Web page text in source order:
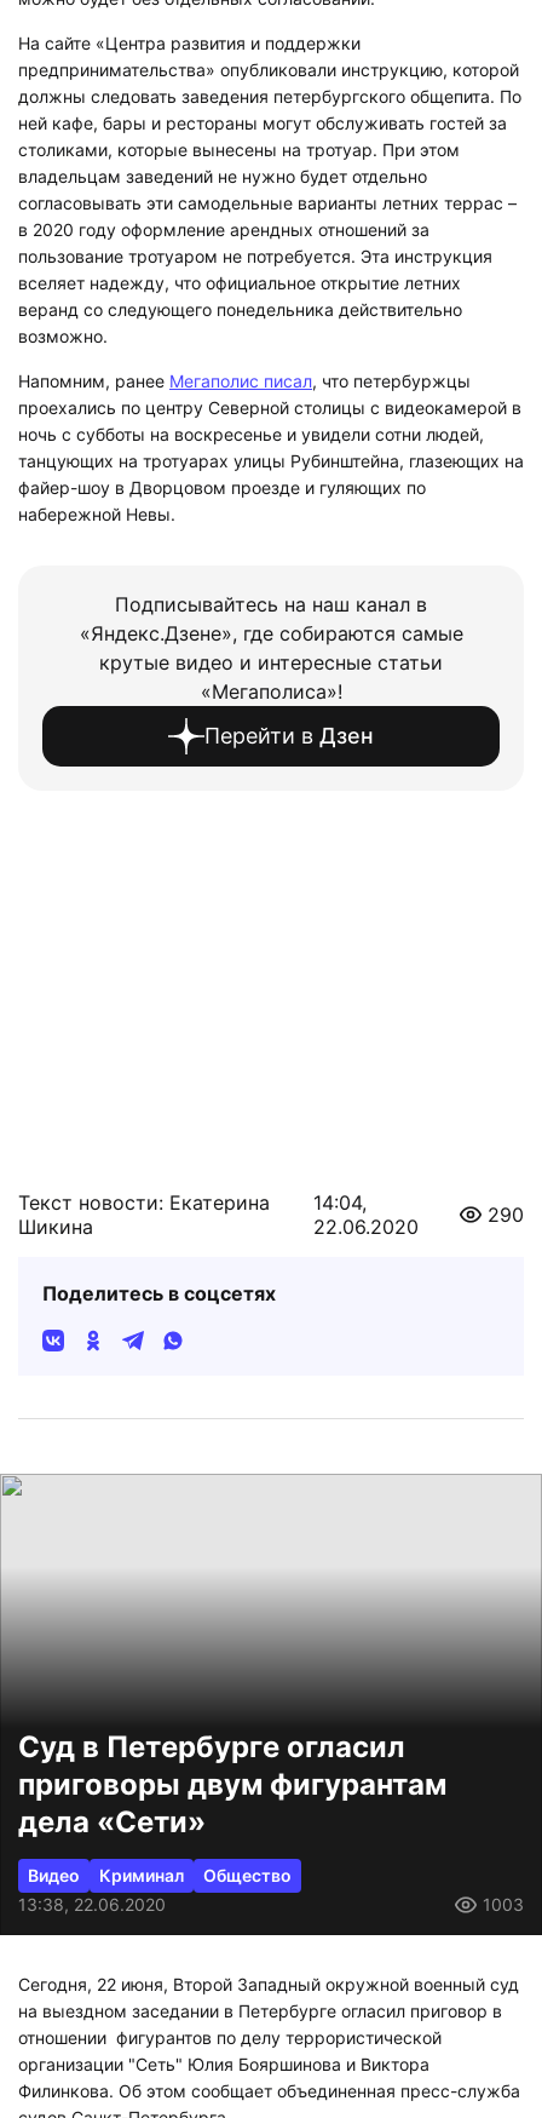
На сайте «Центра развития и поддержки
предпринимательства» опубликовали инструкцию, которой
должны следовать заведения петербургского общепита. По
ней кафе, бары и рестораны могут обслуживать гостей за
столиками, которые вынесены на тротуар. При этом
владельцам заведений не нужно будет отдельно
согласовывать эти самодельные варианты летних террас –
в 2020 году оформление арендных отношений за
пользование тротуаром не потребуется. Эта инструкция
вселяет надежду, что официальное открытие летних
веранд со следующего понедельника действительно
возможно.
Напомним, ранее Мегаполис писал, что петербуржцы
проехались по центру Северной столицы с видеокамерой в
ночь с субботы на воскресенье и увидели сотни людей,
танцующих на тротуарах улицы Рубинштейна, глазеющих на
файер-шоу в Дворцовом проезде и гуляющих по
набережной Невы.
Подписывайтесь на наш канал в
«Яндекс.Дзене», где собираются самые
крутые видео и интересные статьи
«Мегаполиса»!
Перейти в Дзен
Текст новости: Екатерина
Шикина
14:04,
22.06.2020
290
Поделитесь в соцсетях
Суд в Петербурге огласил
приговоры двум фигурантам
дела «Сети»
Видео Криминал
Общество
13:38, 22.06.2020
1003
Сегодня, 22 июня, Второй Западный окружной военный суд
на выездном заседании в Петербурге огласил приговор в
отношении фигурантов по делу террористической
организации "Сеть" Юлия Бояршинова и Виктора
Филинкова. Об этом сообщает объединенная пресс-служба